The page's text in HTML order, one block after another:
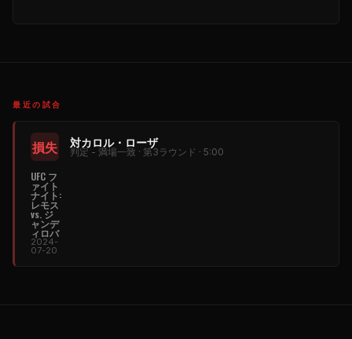
最近の試合
損失 対カロル・ローザ
判定 - 満場一致 · 第3ラウンド · 5:00
UFC フ
ァイト
ナイト:
レモス
vs. ジ
ャンデ
ィロバ
2024-
07-20